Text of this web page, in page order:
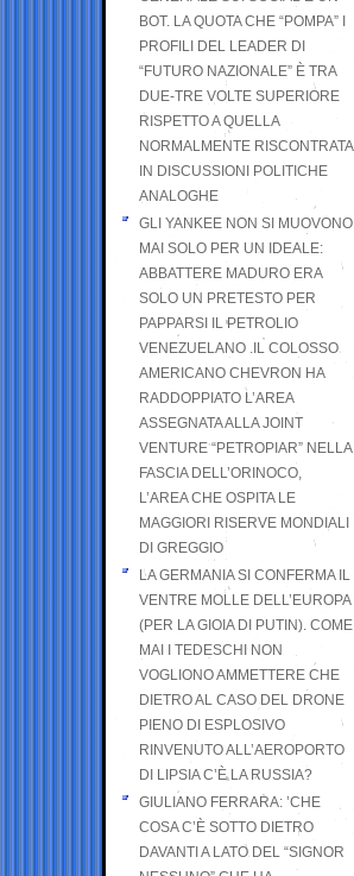
BOT. LA QUOTA CHE “POMPA” I
PROFILI DEL LEADER DI
“FUTURO NAZIONALE” È TRA
DUE-TRE VOLTE SUPERIORE
RISPETTO A QUELLA
NORMALMENTE RISCONTRATA
IN DISCUSSIONI POLITICHE
ANALOGHE
GLI YANKEE NON SI MUOVONO
MAI SOLO PER UN IDEALE:
ABBATTERE MADURO ERA
SOLO UN PRETESTO PER
PAPPARSI IL PETROLIO
VENEZUELANO .IL COLOSSO
AMERICANO CHEVRON HA
RADDOPPIATO L’AREA
ASSEGNATA ALLA JOINT
VENTURE “PETROPIAR” NELLA
FASCIA DELL’ORINOCO,
L’AREA CHE OSPITA LE
MAGGIORI RISERVE MONDIALI
DI GREGGIO
LA GERMANIA SI CONFERMA IL
VENTRE MOLLE DELL’EUROPA
(PER LA GIOIA DI PUTIN). COME
MAI I TEDESCHI NON
VOGLIONO AMMETTERE CHE
DIETRO AL CASO DEL DRONE
PIENO DI ESPLOSIVO
RINVENUTO ALL’AEROPORTO
DI LIPSIA C’È LA RUSSIA?
GIULIANO FERRARA: ’CHE
COSA C’È SOTTO DIETRO
DAVANTI A LATO DEL “SIGNOR